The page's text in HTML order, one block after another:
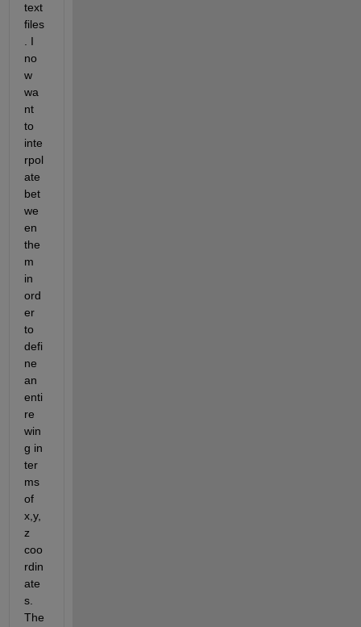
text
files
. I
no
w
wa
nt
to
inte
rpol
ate
bet
we
en
the
m
in
ord
er
to
defi
ne
an
enti
re
win
g in
ter
ms
of
x,y,
z
coo
rdin
ate
s.
The